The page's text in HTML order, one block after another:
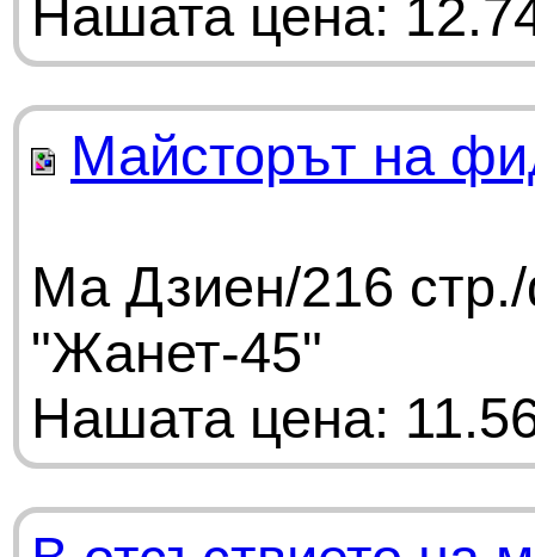
Нашата цена:
Майсторът на
Ма Дзиен/216
"Жанет-45"
Нашата цена: